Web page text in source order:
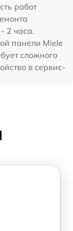
работ
2 часа.
панели Miele
сложного
в сервис-